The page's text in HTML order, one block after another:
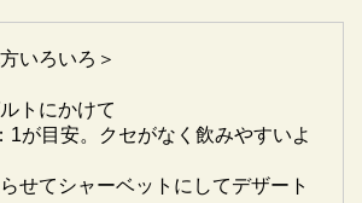
いろいろ＞
トにかけて
1が目安。クセがなく飲みやすいよ
せてシャーベットにしてデザート